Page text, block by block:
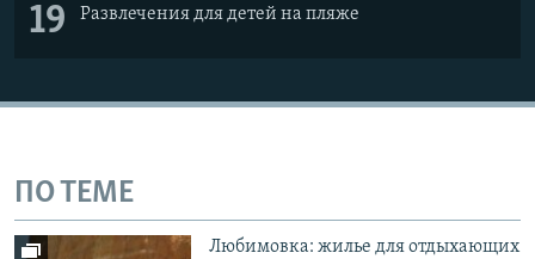
19 Развлечения для детей на пляже
ПО ТЕМЕ
Любимовка: жилье для отдыхающих